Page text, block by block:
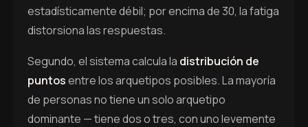
estadísticamente débil; por encima de 30, la fatiga
distorsiona las respuestas.
Segundo, el sistema calcula la distribución de
puntosentre los arquetipos posibles. La mayoría
de personas no tiene un solo arquetipo
dominante — tiene dos o tres, con uno levemente